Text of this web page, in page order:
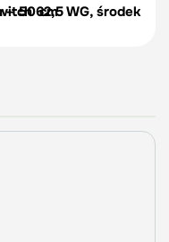
– 50 cm62,5 WG, środek